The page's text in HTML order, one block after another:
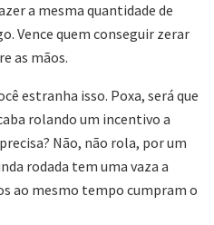
a mesma quantidade de
Vence quem conseguir zerar
as mãos.
estranha isso. Poxa, será que
rolando um incentivo a
Não, não rola, por um
rodada tem uma vaza a
ao mesmo tempo cumpram o